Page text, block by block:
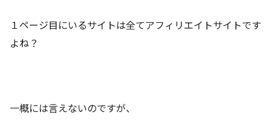
１ページ目にいるサイトは全てアフィリエイトサイトです
よね？
一概には言えないのですが、